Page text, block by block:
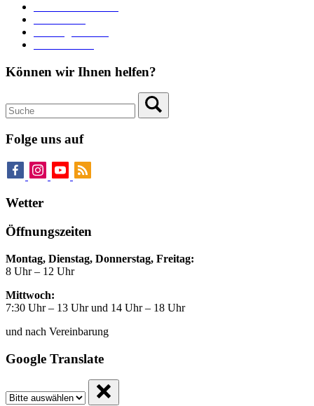
Können wir Ihnen helfen?
Folge uns auf
Wetter
Öffnungszeiten
Montag, Dienstag, Donnerstag, Freitag:
8 Uhr – 12 Uhr
Mittwoch:
7:30 Uhr – 13 Uhr und 14 Uhr – 18 Uhr
und nach Vereinbarung
Google Translate